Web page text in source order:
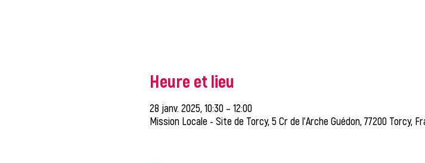
Heure et lieu
28 janv. 2025, 10:30 – 12:00
Mission Locale - Site de Torcy, 5 Cr de l'Arche Guédon, 77200 Torcy,